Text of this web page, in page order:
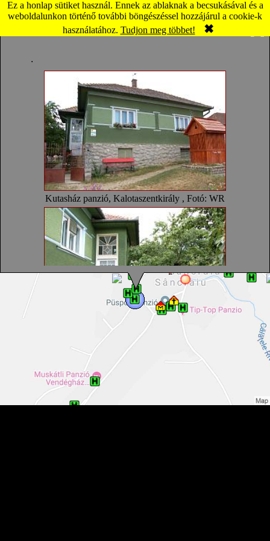
Ez a honlap sütiket használ. Ennek az ablaknak a becsukásával és a
weboldalunkon történő további böngészéssel hozzájárul a cookie-k
használatához. Tudjon meg többet! ✖
Kalotaszentkirály: Kutasház panzió (térkép)
.
Kutasház panzió, Kalotaszentkirály , Fotó: WR
Kutasház panzió, Kalotaszentkirály , Fotó: WR
Komment Panoráma